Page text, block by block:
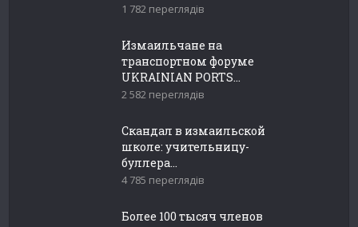
1 782 переглядів
Измаильчане на
транспортном форуме
UKRAINIAN PORTS...
2 582 переглядів
Скандал в измаильской
школе: учительницу-
буллера...
4 785 переглядів
Более 100 тысяч членов